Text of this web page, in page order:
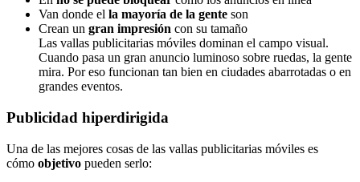
Van donde el la mayoría de la gente son
Crean un gran impresión con su tamaño
Las vallas publicitarias móviles dominan el campo visual.
Cuando pasa un gran anuncio luminoso sobre ruedas, la gente
mira. Por eso funcionan tan bien en ciudades abarrotadas o en
grandes eventos.
Publicidad hiperdirigida
Una de las mejores cosas de las vallas publicitarias móviles es
cómo objetivo pueden serlo: